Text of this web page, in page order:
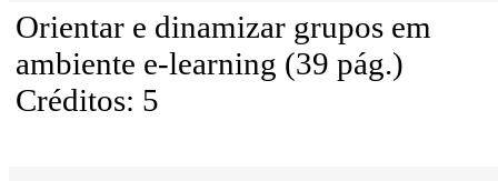
Orientar e dinamizar grupos em
ambiente e-learning (39 pág.)
Créditos: 5